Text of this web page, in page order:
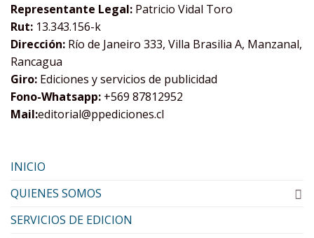
Representante Legal: Patricio Vidal Toro
Rut: 13.343.156-k
Dirección: Río de Janeiro 333, Villa Brasilia A, Manzanal,
Rancagua
Giro: Ediciones y servicios de publicidad
Fono-Whatsapp: +569 87812952
Mail:editorial@ppediciones.cl
INICIO
QUIENES SOMOS
SERVICIOS DE EDICION